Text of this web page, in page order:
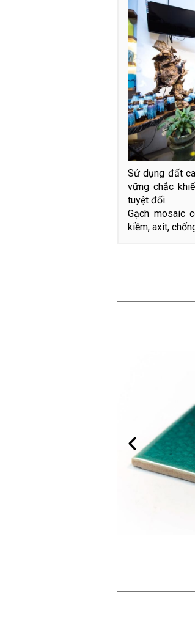
Sử dụng đất
vững chắc
tuyệt đối.
Gạch mosaic
kiềm, axit,